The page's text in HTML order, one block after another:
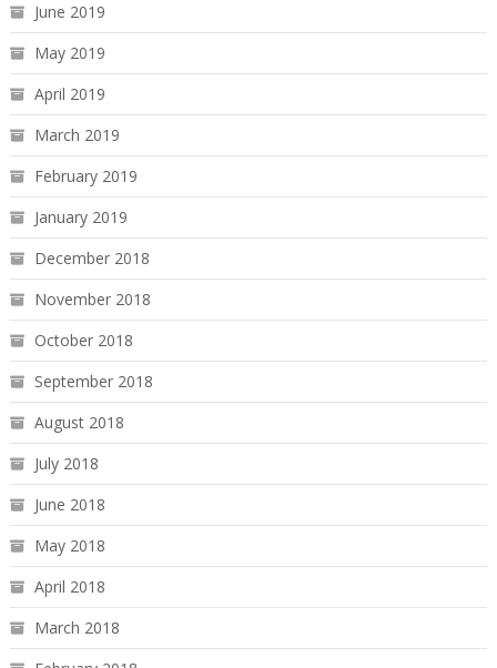
June 2019
May 2019
April 2019
March 2019
February 2019
January 2019
December 2018
November 2018
October 2018
September 2018
August 2018
July 2018
June 2018
May 2018
April 2018
March 2018